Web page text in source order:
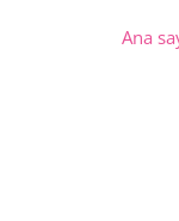
Ana